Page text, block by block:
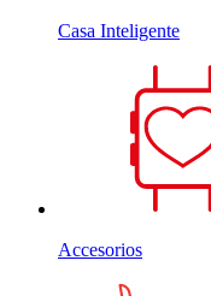
Casa Inteligente
Accesorios